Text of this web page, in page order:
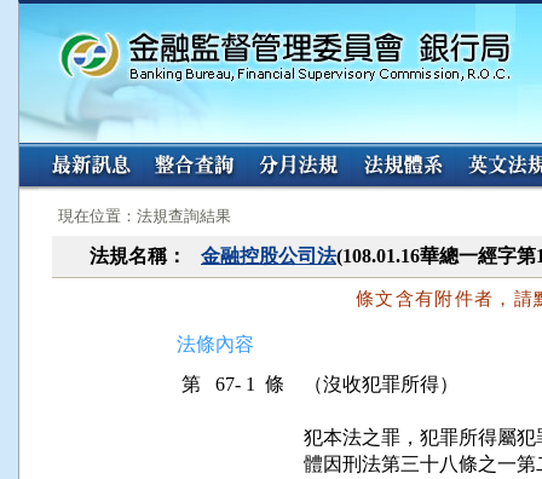
:::
現在位置：法規查詢結果
法規名稱： 金融控股公司法(108.01.16華總一經字
條文含有附件者，請
法條內容
第 67- 1 條
（沒收犯罪所得）
犯本法之罪，犯罪所得屬
體因刑法第三十八條之一